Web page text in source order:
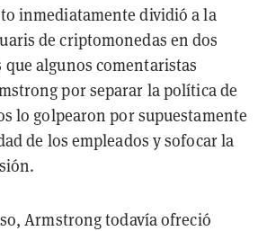
inmediatamente dividió a la
de criptomonedas en dos
algunos comentaristas
por separar la política de
lo golpearon por supuestamente
de los empleados y sofocar la
Armstrong todavía ofreció